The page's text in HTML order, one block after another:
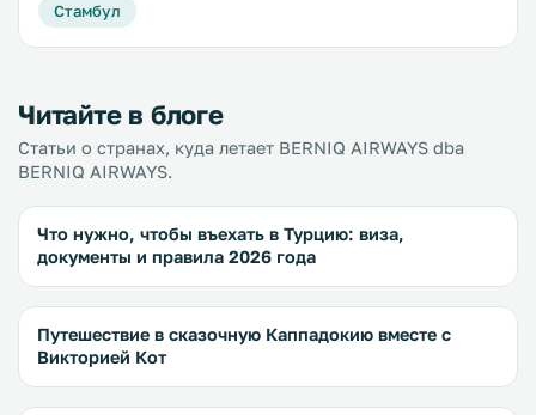
Стамбул
Читайте в блоге
Статьи о странах, куда летает BERNIQ AIRWAYS dba
BERNIQ AIRWAYS.
Что нужно, чтобы въехать в Турцию: виза,
документы и правила 2026 года
Путешествие в сказочную Каппадокию вместе с
Викторией Кот